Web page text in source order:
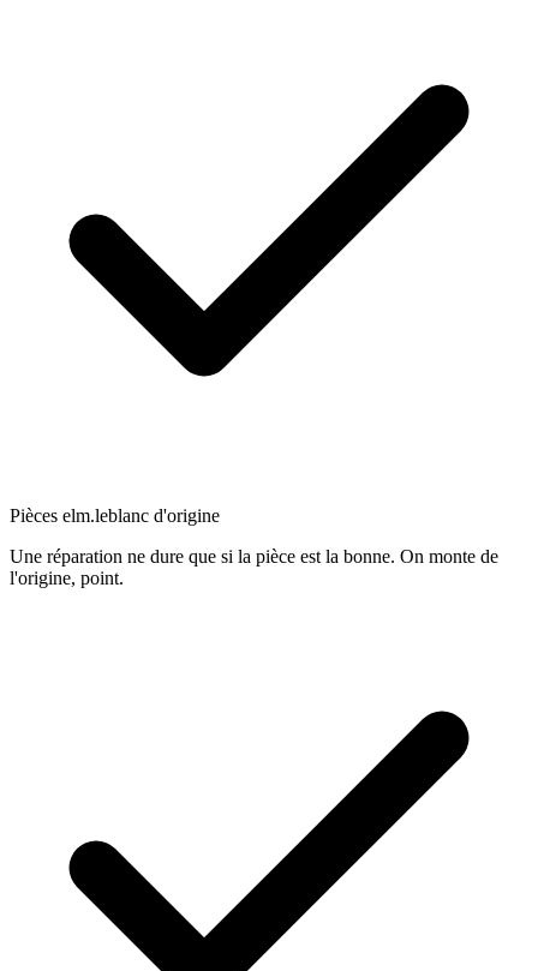
Pièces elm.leblanc d'origine
Une réparation ne dure que si la pièce est la bonne. On monte de
l'origine, point.